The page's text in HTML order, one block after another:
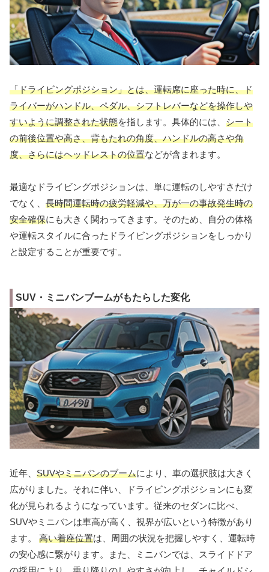
「ドライビングポジション」とは、運転席に座った時に、ド
ライバーがハンドル、ペダル、シフトレバーなどを操作しや
すいように調整された状態を指します。具体的には、 シート
の前後位置や高さ、背もたれの角度、ハンドルの高さや角
度、さらにはヘッドレストの位置などが含まれます。
最適なドライビングポジションは、単に運転のしやすさだけ
でなく、 長時間運転時の疲労軽減や、万が一の事故発生時の
安全確保にも大きく関わってきます。そのため、自分の体格
や運転スタイルに合ったドライビングポジションをしっかり
と設定することが重要です。
SUV・ミニバンブームがもたらした変化
近年、 SUVやミニバンのブームにより、車の選択肢は大きく
広がりました。それに伴い、ドライビングポジションにも変
化が見られるようになっています。従来のセダンに比べ、
SUVやミニバンは車高が高く、視界が広いという特徴があり
ます。 高い着座位置は、周囲の状況を把握しやすく、運転時
の安心感に繋がります。また、ミニバンでは、スライドドア